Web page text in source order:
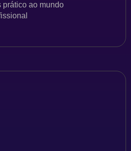
prático ao mundo